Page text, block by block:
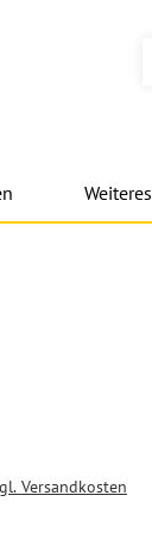
Weiteres
Versandkosten